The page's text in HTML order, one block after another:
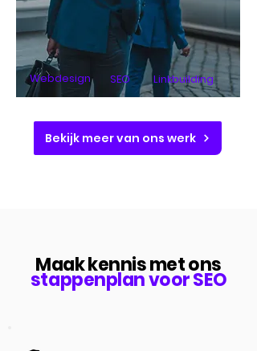
SEO
Webdesign Linkbuilding
Bekijk meer van ons werk
Maak kennis met ons
stappenplan voor SEO